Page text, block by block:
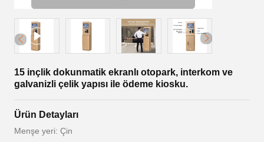
15 inçlik dokunmatik ekranlı otopark, interkom ve
galvanizli çelik yapısı ile ödeme kiosku.
Ürün Detayları
Menşe yeri: Çin